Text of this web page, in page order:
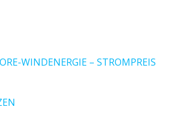
WINDENERGIE – STROMPREIS